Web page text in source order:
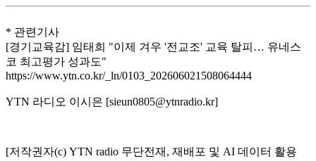
* 관련기사
[경기교육감] 임태희 "이제 겨우 '전교조' 교육 탈피… 유네스
코 최고평가 성과도"
https://www.ytn.co.kr/_ln/0103_202606021508064444
YTN 라디오 이시은 [sieun0805@ytnradio.kr]
[저작권자(c) YTN radio 무단전재, 재배포 및 AI 데이터 활용